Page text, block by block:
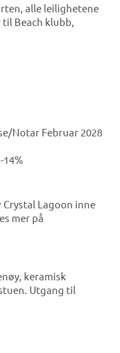
alle leilighetene
Beach klubb,
Notar Februar 2028
Lagoon inne
mer på
keramisk
Utgang til